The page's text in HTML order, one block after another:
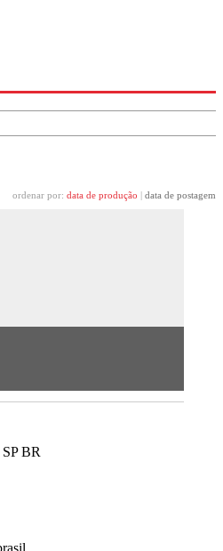
ordenar por: data de produção data de postagem
obras Evergreen e Exile Exotic,
Contemporânea
BR